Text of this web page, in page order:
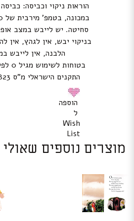
הוראות ניקוי וכביסה:
סחיטה. יש לייבש במצב
בניקוי יבש, אין לגהץ, אין
הלבנה, אין לייבש
התקנים הישראלי מ”ס 9472282823.
הוספה
ל
Wish
List
מוצרים נוספים שאולי